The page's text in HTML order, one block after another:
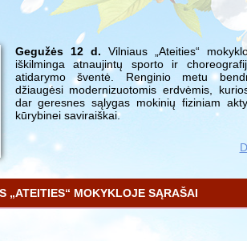
Gegužės 12 d. Vilniaus „Ateities“
iškilminga atnaujintų sporto ir
atidarymo šventė. Renginio metu
džiaugėsi modernizuotomis erdvėmis,
dar geresnes sąlygas mokinių fiziniam
kūrybinei saviraiškai.
„ATEITIES“ MOKYKLOJE SĄRAŠAI